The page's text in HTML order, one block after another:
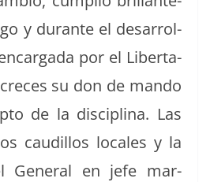
y durante el desar­rol­
por el Lib­er­ta­
su don de man­do
de la dis­ci­plina. Las
caudil­los locales y la
Gen­er­al en jefe mar­